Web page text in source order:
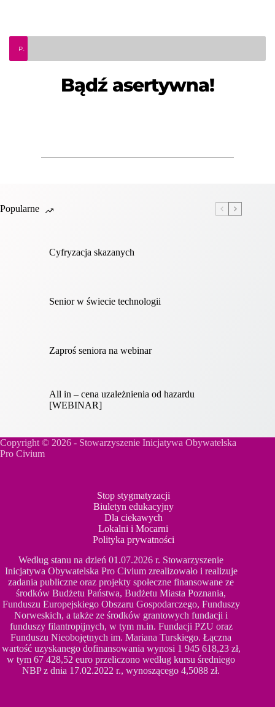
Bądź asertywna!
Popularne
Cyfryzacja skazanych
Senior w świecie technologii
Zaproś seniora na webinar
All in – cena uzależnienia od hazardu
[WEBINAR]
Copyright © 2026 - Stowarzyszenie Inicjatywa Obywatelska
Pro Civium
Stop stygmatyzacji
Biuletyn edukacyjny
Dla ciekawych
Lokalni i Mocarni
Polityka prywatności
Według stanu na dzień 01.07.2026 r. Stowarzyszenie
Inicjatywa Obywatelska Pro Civium zrealizowało i realizuje
zadania publiczne oraz projekty społeczne finansowane ze
środków Budżetu Państwa, Budżetu Miasta Poznania,
Funduszu Europejskiego Obszaru Gospodarczego, Funduszy
Norweskich, a także ze środków grantowych fundacji i
funduszy filantropijnych, w tym m.in. Fundacji PZU oraz
Funduszu Nieobojętnych im. Mariana Turskiego. Łączna
wartość uzyskanego dofinansowania wynosi 1 945 618,23 zł,
w tym 67 428,52 euro przeliczono według kursu średniego
NBP z dnia 17.02.2022 r., wynoszącego 4,5088 zł.